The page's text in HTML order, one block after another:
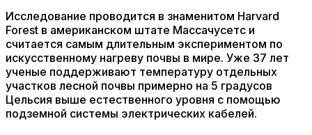
Исследование проводится в знаменитом Harvard
Forest в американском штате Массачусетс и
считается самым длительным экспериментом по
искусственному нагреву почвы в мире. Уже 37 лет
ученые поддерживают температуру отдельных
участков лесной почвы примерно на 5 градусов
Цельсия выше естественного уровня с помощью
подземной системы электрических кабелей.